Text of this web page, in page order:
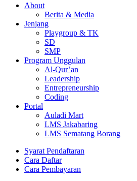
About
Berita & Media
Jenjang
Playgroup & TK
SD
SMP
Program Unggulan
Al-Qur’an
Leadership
Entrepreneurship
Coding
Portal
Auladi Mart
LMS Jakabaring
LMS Sematang Borang
Syarat Pendaftaran
Cara Daftar
Cara Pembayaran